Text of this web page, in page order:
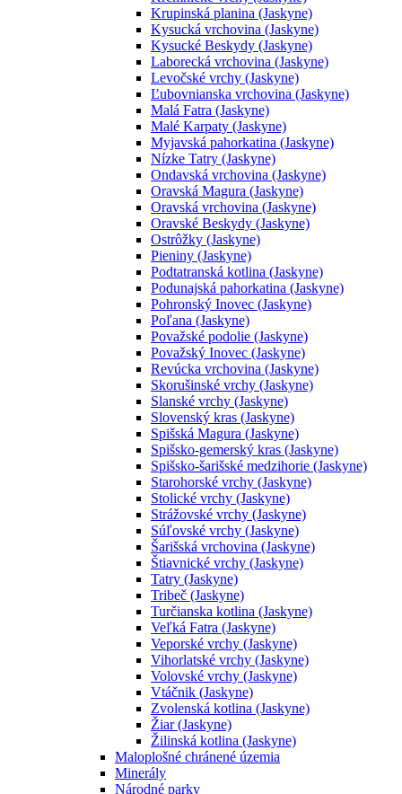
Krupinská planina (Jaskyne)
Kysucká vrchovina (Jaskyne)
Kysucké Beskydy (Jaskyne)
Laborecká vrchovina (Jaskyne)
Levočské vrchy (Jaskyne)
Ľubovnianska vrchovina (Jaskyne)
Malá Fatra (Jaskyne)
Malé Karpaty (Jaskyne)
Myjavská pahorkatina (Jaskyne)
Nízke Tatry (Jaskyne)
Ondavská vrchovina (Jaskyne)
Oravská Magura (Jaskyne)
Oravská vrchovina (Jaskyne)
Oravské Beskydy (Jaskyne)
Ostrôžky (Jaskyne)
Pieniny (Jaskyne)
Podtatranská kotlina (Jaskyne)
Podunajská pahorkatina (Jaskyne)
Pohronský Inovec (Jaskyne)
Poľana (Jaskyne)
Považské podolie (Jaskyne)
Považský Inovec (Jaskyne)
Revúcka vrchovina (Jaskyne)
Skorušinské vrchy (Jaskyne)
Slanské vrchy (Jaskyne)
Slovenský kras (Jaskyne)
Spišská Magura (Jaskyne)
Spišsko-gemerský kras (Jaskyne)
Spišsko-šarišské medzihorie (Jaskyne)
Starohorské vrchy (Jaskyne)
Stolické vrchy (Jaskyne)
Strážovské vrchy (Jaskyne)
Súľovské vrchy (Jaskyne)
Šarišská vrchovina (Jaskyne)
Štiavnické vrchy (Jaskyne)
Tatry (Jaskyne)
Tribeč (Jaskyne)
Turčianska kotlina (Jaskyne)
Veľká Fatra (Jaskyne)
Veporské vrchy (Jaskyne)
Vihorlatské vrchy (Jaskyne)
Volovské vrchy (Jaskyne)
Vtáčnik (Jaskyne)
Zvolenská kotlina (Jaskyne)
Žiar (Jaskyne)
Žilinská kotlina (Jaskyne)
Maloplošné chránené územia
Minerály
Národné parky